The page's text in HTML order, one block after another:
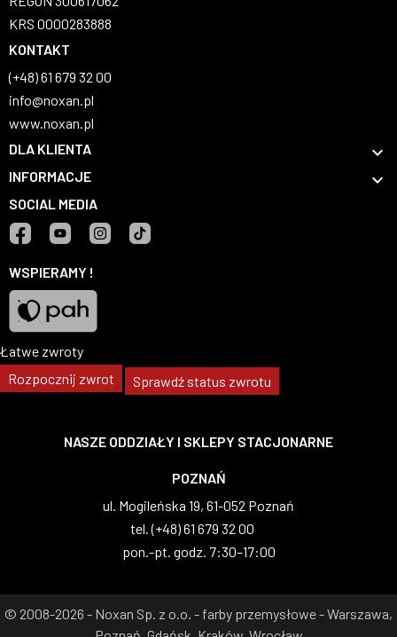
KRS 0000283888
KONTAKT
(+48) 61 679 32 00
info@noxan.pl
www.noxan.pl
DLA KLIENTA

INFORMACJE 
SOCIAL MEDIA
WSPIERAMY !
Pah
Łatwe zwroty
Rozpocznij zwrot
Sprawdź status zwrotu
NASZE ODDZIAŁY I SKLEPY STACJONARNE
al. Wilanowska 83, 02-765
tel. (+48) 22 629 07 69
pon.-pt. godz. 8:00–17:00
© 2008-2026 - Noxan Sp. z o.o. - farby przemysłowe - Warszawa,